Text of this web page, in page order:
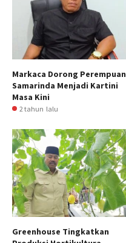
Markaca Dorong Perempuan
Samarinda Menjadi Kartini
Masa Kini
2 tahun lalu
Greenhouse Tingkatkan